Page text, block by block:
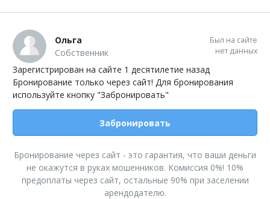
Ольга
Собственник
Был на сайте
нет данных
Зарегистрирован на сайте 1 десятилетие назад
Бронирование только через сайт! Для бронирования
используйте кнопку "Забронировать"
Забронировать
Бронирование через сайт - это гарантия, что ваши деньги
не окажутся в руках мошенников. Комиссия 0%! 10%
предоплаты через сайт, остальные 90% при заселении
арендодателю.